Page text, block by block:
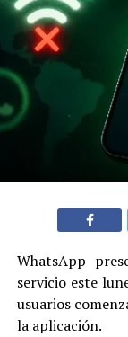
WhatsApp
servicio este
usuarios
la aplicación.